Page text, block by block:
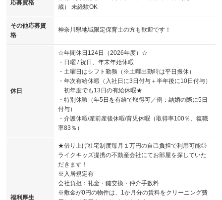
応募資格
歳） 未経験OK
その他応募資
格
神奈川県地域限定保育士の方も歓迎です！
休日
☆年間休日124日（2026年度）☆
・日曜 / 祝日、年末年始休暇
・土曜日はシフト勤務（※土曜出勤時は平日振休）
・年次有給休暇（入社日に3日付与＋半年後に10日付与）
初年度でも13日の有給休暇★
・特別休暇（年5日を有給で取得可／例：結婚の際に5日
付与）
・介護休暇/産前産後休暇/育児休暇（取得率100％、復職
率83％）
福利厚生
★借り上げ社宅制度毎月１万円の自己負担で利用可能◎
ライクキッズ提携の不動産会社にてお部屋を探していた
だきます！
※入居規定有
会社負担：礼金・鍵交換・仲介手数料
※敷金が0円の物件は、1か月分の賃料をクリーニング費